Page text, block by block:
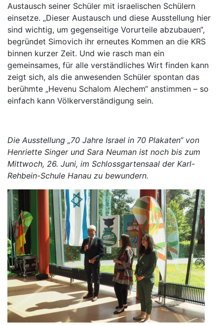
Austausch seiner Schüler mit israelischen Schülern
einsetze. „Dieser Austausch und diese Ausstellung hier
sind wichtig, um gegenseitige Vorurteile abzubauen“,
begründet Simovich ihr erneutes Kommen an die KRS
binnen kurzer Zeit. Und wie rasch man ein
gemeinsames, für alle verständliches Wirt finden kann
zeigt sich, als die anwesenden Schüler spontan das
berühmte „Hevenu Schalom Alechem“ anstimmen – so
einfach kann Völkerverständigung sein.
Die Ausstellung „70 Jahre Israel in 70 Plakaten“ von
Henriette Singer und Sara Neuman ist noch bis zum
Mittwoch, 26. Juni, im Schlossgartensaal der Karl-
Rehbein-Schule Hanau zu bewundern.